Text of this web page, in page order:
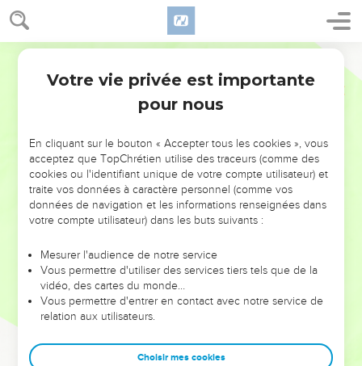
NE MANQUEZ PAS L’ÉVÉNEMENT
DE L’ANNÉE !
ET SI LEURS ERREURS POUVAIENT VOUS ÉVITER LES
VOTRES ?
leur foi ou leur vision. Mais on voit moins les doutes, les erreurs
et les saisons difficiles qu'ils ont traversés, alors même que ce
sont elles qui les ont façonnés.
Dans cette conférence, leaders, entrepreneurs, et responsables
clés pour avancer avec plus de sagesse afin que leurs erreurs
Votre vie privée est importante
pour nous
En cliquant sur le bouton « Accepter tous les cookies », vous
acceptez que TopChrétien utilise des traceurs (comme des
cookies ou l'identifiant unique de votre compte utilisateur) et
traite vos données à caractère personnel (comme vos
données de navigation et les informations renseignées dans
votre compte utilisateur) dans les buts suivants :
Mesurer l'audience de notre service
Vous permettre d'utiliser des services tiers tels que de la
vidéo, des cartes du monde…
Vous permettre d'entrer en contact avec notre service de
relation aux utilisateurs.
Choisir mes cookies